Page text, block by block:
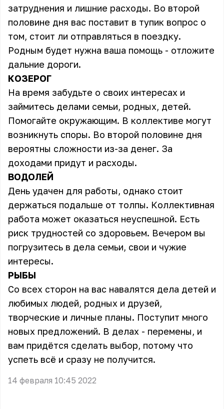
затруднения и лишние расходы. Во второй
половине дня вас поставит в тупик вопрос о
том, стоит ли отправляться в поездку.
Родным будет нужна ваша помощь - отложите
дальние дороги.
КОЗЕРОГ
На время забудьте о своих интересах и
займитесь делами семьи, родных, детей.
Помогайте окружающим. В коллективе могут
возникнуть споры. Во второй половине дня
вероятны сложности из-за денег. За
доходами придут и расходы.
ВОДОЛЕЙ
День удачен для работы, однако стоит
держаться подальше от толпы. Коллективная
работа может оказаться неуспешной. Есть
риск трудностей со здоровьем. Вечером вы
погрузитесь в дела семьи, свои и чужие
интересы.
РЫБЫ
Со всех сторон на вас навалятся дела детей и
любимых людей, родных и друзей,
творческие и личные планы. Поступит много
новых предложений. В делах - перемены, и
вам придётся сделать выбор, потому что
успеть всё и сразу не получится.
14 февраля 10:45 2022